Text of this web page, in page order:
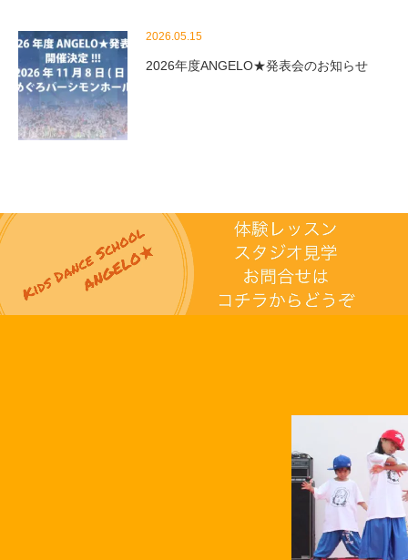
2026.05.15
2026年度ANGELO★発表会のお知らせ